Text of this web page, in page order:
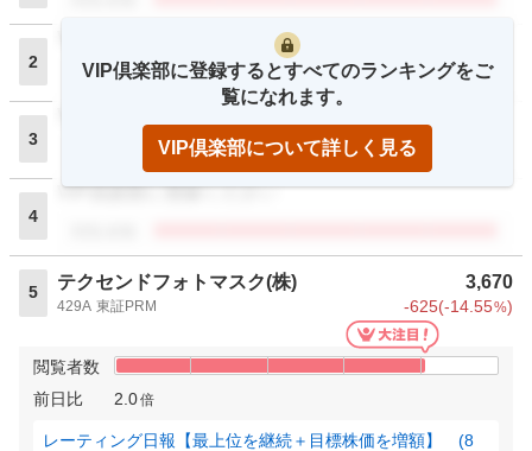
2
VIP倶楽部に登録ください
閲覧者数
3
4
VIP倶楽部に登録ください
5
テクセンドフォトマスク(株) 3,670
429A 東証PRM -625(-14.55%)
閲覧者数
前日比
2.0倍
レーティング日報【最上位を継続＋目標株価を増額】 (8
VIP倶楽部に登録するとすべてのランキングをご
覧になれます。
VIP倶楽部について詳しく見る